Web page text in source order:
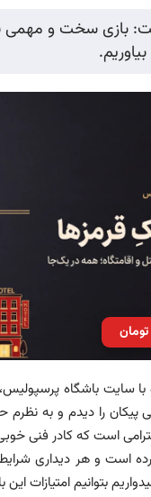
سخت و مهمی با
باشگاه پرسپولیس،
پیکان را دیدم و به
است که کادر فنی
است و هر دیداری
بتوانیم امتیازات